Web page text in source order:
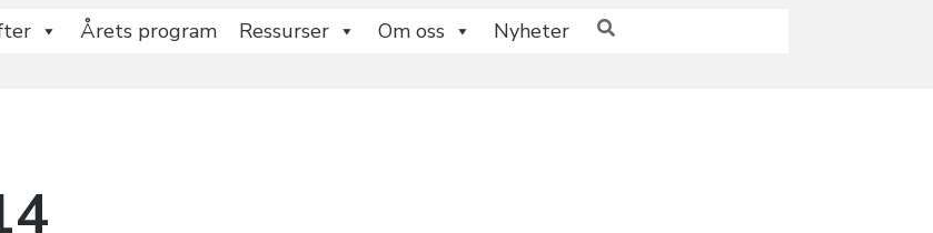
Årets program Ressurser Om oss Nyheter